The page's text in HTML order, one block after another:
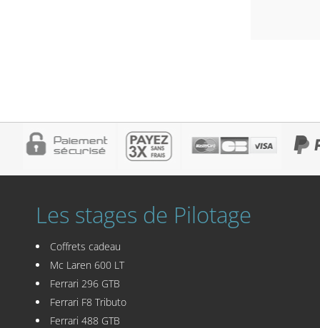
Les stages de Pilotage
Coffrets cadeau
Mc Laren 600 LT
Ferrari 296 GTB
Ferrari F8 Tributo
Ferrari 488 GTB